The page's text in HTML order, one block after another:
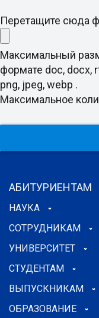
Перетащите сюда
Максимальный
формате doc, docx,
png, jpeg, webp .
Максимальное
АБИТУРИЕНТАМ
НАУКА
СОТРУДНИКАМ
УНИВЕРСИТЕТ
СТУДЕНТАМ
ВЫПУСКНИКАМ
ОБРАЗОВАНИЕ